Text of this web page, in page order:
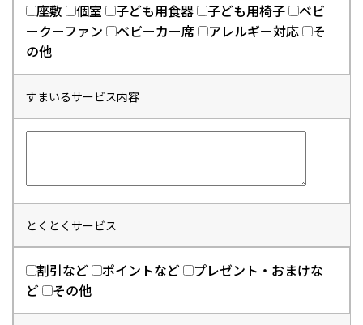
座敷 個室 子ども用食器 子ども用椅子
ベビ
ークーファン
ベビーカー席 アレルギー対応
そ
の他
すまいるサービス内容
とくとくサービス
割引など ポイントなど
プレゼント・おまけな
ど
その他